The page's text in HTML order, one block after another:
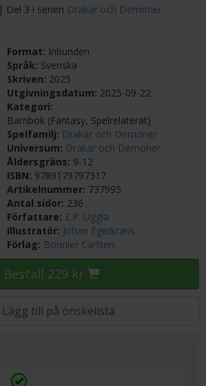
| Del 3 i serien Drakar och Demoner
Format: Inbunden
Språk: Svenska
Skriven: 2025
Utgivningsdatum: 2025-09-22
Kategori:
Barnbok (Fantasy, Spelrelaterat)
Spelfamilj: Drakar och Demoner
Universum: Drakar och Demoner
Åldersgräns: 9-12
ISBN: 9789179797317
Artikelnummer: 737995
Antal sidor: 236
Författare: E.P. Uggla
Illustratör: Johan Egerkrans
Förlag: Bonnier Carlsen
Beställ 229 kr
Lägg till på önskelista